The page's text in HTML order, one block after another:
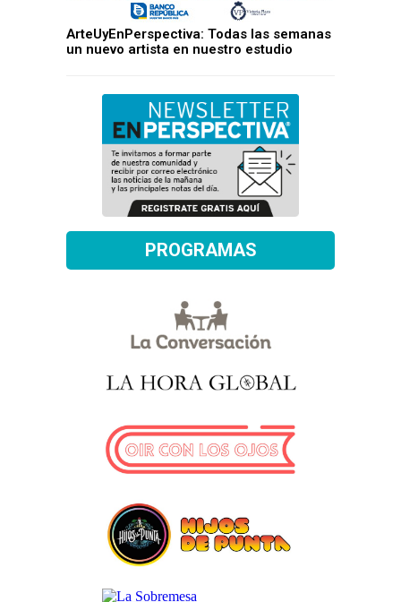
ArteUyEnPerspectiva: Todas las semanas
un nuevo artista en nuestro estudio
PROGRAMAS